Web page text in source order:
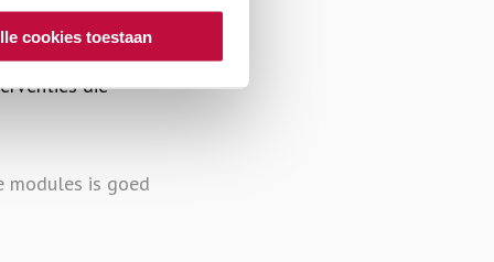
cookies toestaan
training is
training is
die
modules is goed